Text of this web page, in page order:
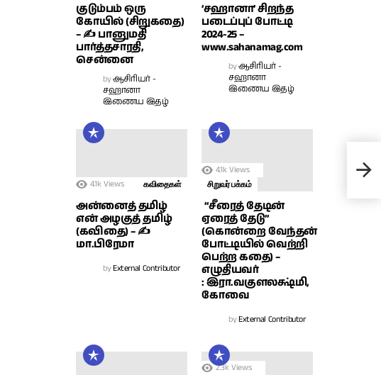
குடும்பம் ஒரு
கோயில் (சிறுகதை)
– ✍ பானுமதி
பார்த்தசாரதி,
சென்னை
byஆசிரியர் -
சஹானா
இணைய இதழ்
‘சஹானா’ சிறந்த
படைப்புப் போட்டி
2024-25 –
www.sahanamag.com
byஆசிரியர் -
சஹானா
இணைய இதழ்
4.1k Views கவிதைகள்
அன்னைத் தமிழ்
என் அழகுத் தமிழ்
(கவிதை) – ✍
மா.பிரேமா
byExternal Contributor
4.1k Views
சிறுவர் பக்கம்
“சீரைத் தேடின்
ஏரைத் தேடு”
(கொன்றை வேந்தன்
போட்டியில் வெற்றி
பெற்ற கதை) –
எழுதியவர்
: இரா.வகுளலக்ஷ்மி,
கோவை
byExternal Contributor
2.3k Views